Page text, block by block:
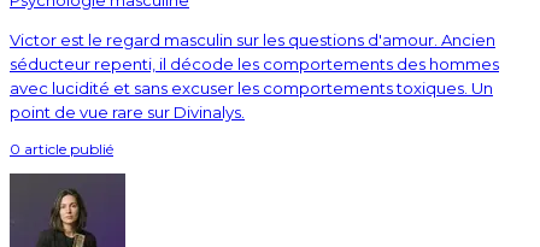
Victor est le regard masculin sur les questions d'amour. Ancien
séducteur repenti, il décode les comportements des hommes
avec lucidité et sans excuser les comportements toxiques. Un
point de vue rare sur Divinalys.
0 article publié